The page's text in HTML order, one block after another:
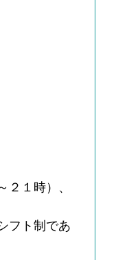
２１時）、
フト制であ